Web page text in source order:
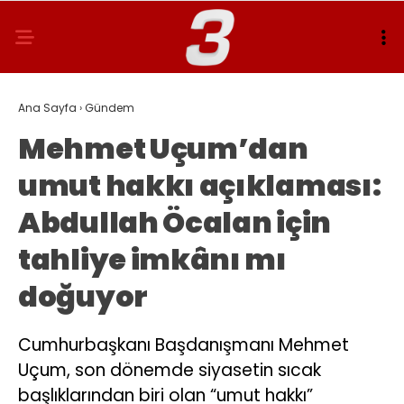
Ana Sayfa ›Gündem
Mehmet Uçum’dan
umut hakkı açıklaması:
Abdullah Öcalan için
tahliye imkânı mı
doğuyor
Cumhurbaşkanı Başdanışmanı Mehmet
Uçum, son dönemde siyasetin sıcak
başlıklarından biri olan “umut hakkı”